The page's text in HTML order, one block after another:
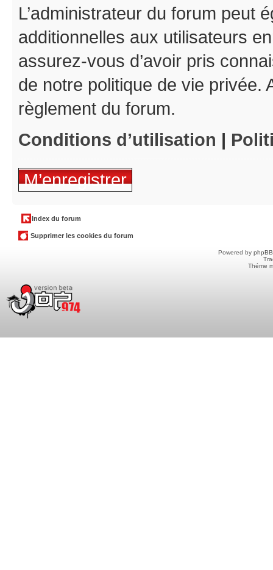
L’administrateur du forum peut
additionnelles aux utilisateurs
assurez-vous d’avoir pris
de notre politique de vie privée.
règlement du forum.
Conditions d’utilisation |
M’enregistrer
Index du forum
Supprimer les cookies du forum
Powered by phpBB
Théme